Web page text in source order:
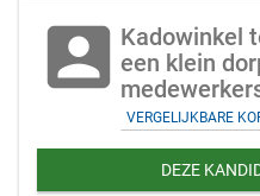
account_box Kadowinkel
een klein
VERGELIJKBARE
DEZE